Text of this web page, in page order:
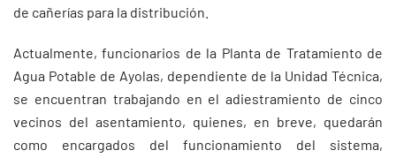
de cañerías para la distribución.
Actualmente, funcionarios de la Planta de Tratamiento de
Agua Potable de Ayolas, dependiente de la Unidad Técnica,
se encuentran trabajando en el adiestramiento de cinco
vecinos del asentamiento, quienes, en breve, quedarán
como encargados del funcionamiento del sistema,